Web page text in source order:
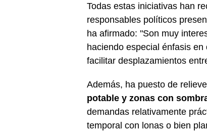
Todas estas iniciativas han
responsables políticos
ha afirmado: "Son muy
haciendo especial énfasis en
facilitar desplazamientos
Además, ha puesto de
potable y zonas con
demandas relativamente
temporal con lonas o bien